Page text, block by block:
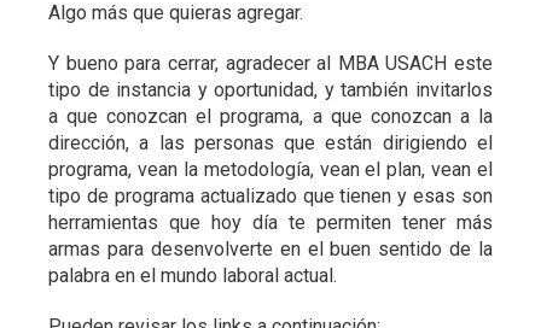
Algo más que quieras agregar.
Y bueno para cerrar, agradecer al MBA USACH este
tipo de instancia y oportunidad, y también invitarlos
a que conozcan el programa, a que conozcan a la
dirección, a las personas que están dirigiendo el
programa, vean la metodología, vean el plan, vean el
tipo de programa actualizado que tienen y esas son
herramientas que hoy día te permiten tener más
armas para desenvolverte en el buen sentido de la
palabra en el mundo laboral actual.